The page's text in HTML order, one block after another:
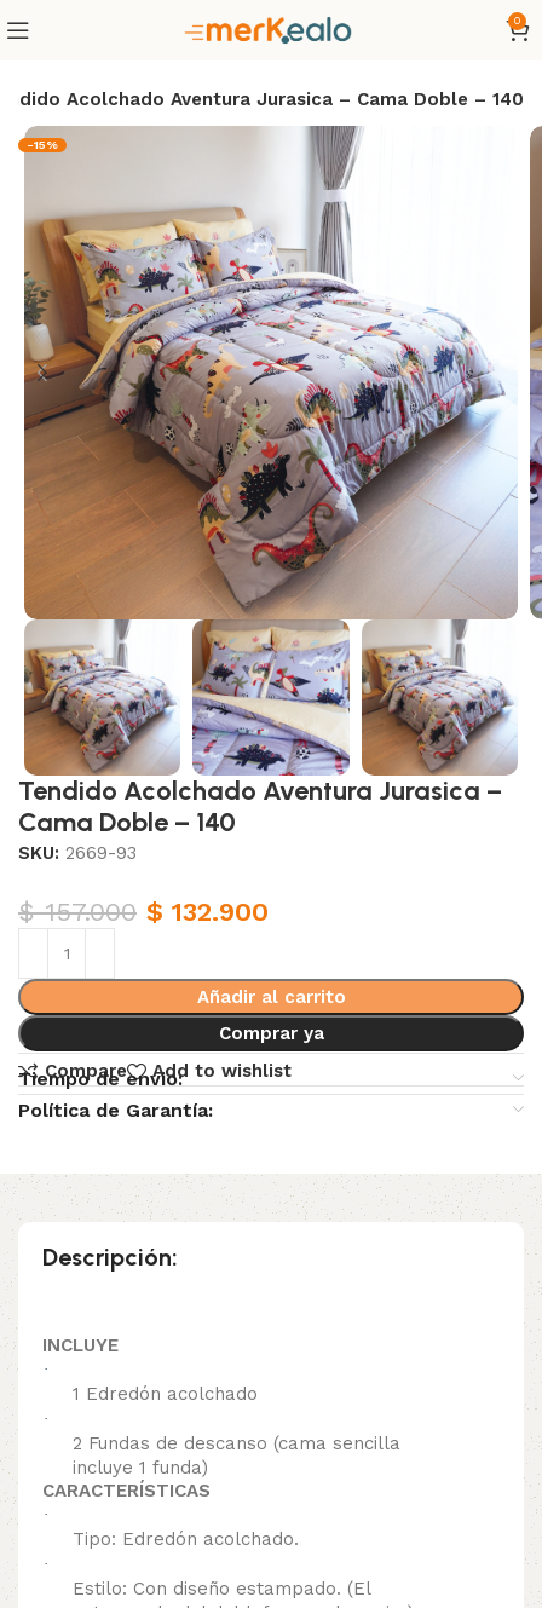
0
Acolchado Aventura Jurasica – Cama Doble – 140
-15%
Tendido Acolchado Aventura Jurasica –
Cama Doble – 140
SKU:2669-93
$157.000 $ 132.900
Añadir al carrito
Comprar ya
Compare
Add to wishlist
Tiempo de envio:
Política de Garantía:
Descripción:
INCLUYE
·
1 Edredón acolchado
·
2 Fundas de descanso (cama sencilla
incluye 1 funda)
CARACTERÍSTICAS
·
Tipo: Edredón acolchado.
·
Estilo: Con diseño estampado. (El